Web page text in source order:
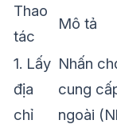
Thao
tác
Mô tả
1. Lấy
địa
chỉ
Nhấn
cung
ngoài